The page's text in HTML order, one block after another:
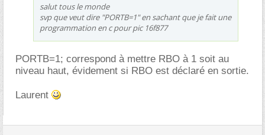
salut tous le monde
svp que veut dire "PORTB=1" en sachant que je fait une
programmation en c pour pic 16f877
PORTB=1; correspond à mettre RBO à 1 soit au
niveau haut, évidement si RBO est déclaré en sortie.
Laurent